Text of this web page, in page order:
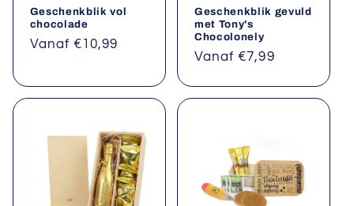
Geschenkblik vol
chocolade
Normale
Vanaf €10,99
Geschenkblik gevuld
met Tony's
Chocolonely
Normale
Vanaf €7,99